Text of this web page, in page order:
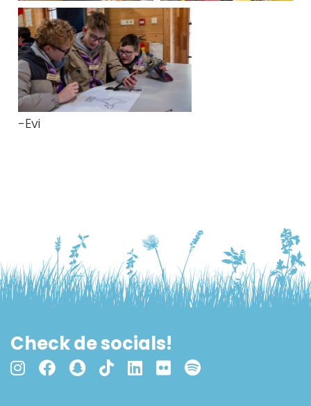
-Evi
Check de socials!